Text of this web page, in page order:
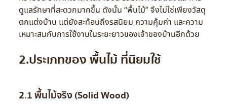
ดูแลรักษาที่สะดวกมากขึ้น ดังนั้น “พื้นไม้” จึงไม่ใช่เพียงวัสดุ
ตกแต่งบ้าน แต่ยังสะท้อนถึงรสนิยม ความคุ้มค่า และความ
เหมาะสมกับการใช้งานในระยะยาวของเจ้าของบ้านอีกด้วย
2.ประเภทของ พื้นไม้ ที่นิยมใช้
2.1 พื้นไม้จริง (Solid Wood)